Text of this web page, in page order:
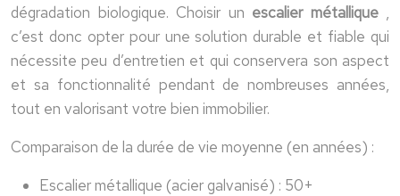
dégradation biologique. Choisir un escalier métallique ,
c’est donc opter pour une solution durable et fiable qui
nécessite peu d’entretien et qui conservera son aspect
et sa fonctionnalité pendant de nombreuses années,
tout en valorisant votre bien immobilier.
Comparaison de la durée de vie moyenne (en années) :
Escalier métallique (acier galvanisé) : 50+